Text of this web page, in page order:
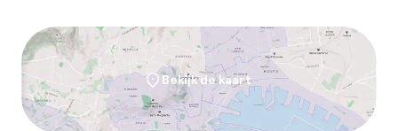
Bekijk de kaart